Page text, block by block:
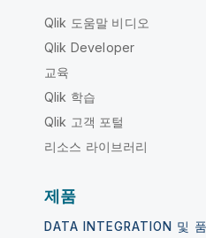
Qlik 도움말 비디오
Qlik Developer
교육
Qlik 학습
Qlik 고객 포털
리소스 라이브러리
제품
DATA INTEGRATION 및